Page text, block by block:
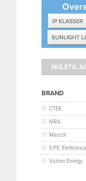
BRAND
CTEK
IVRA
Mascot
S.P.E. Elettronica
Victron Energy